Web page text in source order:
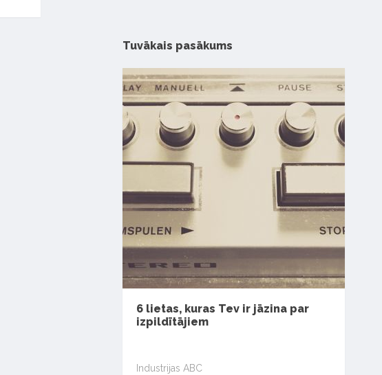
Tuvākais pasākums
6 lietas, kuras Tev ir jāzina par
izpildītājiem
Industrijas ABC